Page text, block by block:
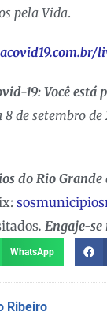
pela Vida.
19: Você está
8 de setembro
do Rio Grande
. Engaje-se
WhatsApp
Ribeiro